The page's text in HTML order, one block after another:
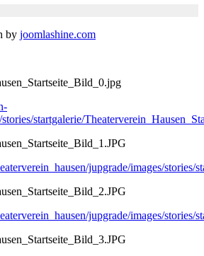
by joomlashine.com
stories/startgalerie/
jupgrade/images/
jupgrade/images/